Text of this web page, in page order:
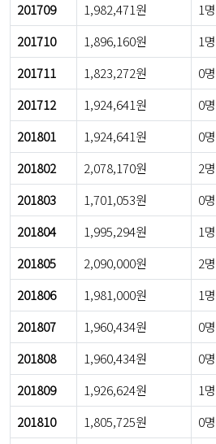
201709
1,982,471원 1명
201710
1,896,160원 1명
201711
1,823,272원 0명
201712
1,924,641원 0명
201801
1,924,641원 0명
201802
2,078,170원 2명
201803
1,701,053원 0명
201804
1,995,294원 1명
201805
2,090,000원 2명
201806
1,981,000원 1명
201807
1,960,434원 0명
201808
1,960,434원 0명
201809
1,926,624원 1명
201810
1,805,725원 0명